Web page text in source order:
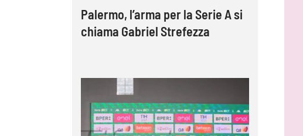
Palermo, l’arma per la Serie A si
chiama Gabriel Strefezza